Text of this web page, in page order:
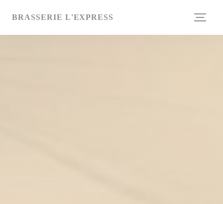
BRASSERIE L'EXPRESS